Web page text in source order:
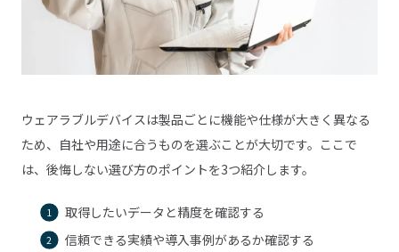
ウェアラブルデバイスは製品ごとに機能や仕様が大きく異なる
ため、自社や用途に合うものを選ぶことが大切です。ここで
は、後悔しない選び方のポイントを3つ紹介します。
取得したいデータと精度を確認する
信頼できる実績や導入事例があるか確認する